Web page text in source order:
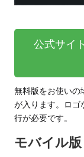
公式サイ
無料版をお使いの
が入ります。ロゴ
行が必要です。
モバイル